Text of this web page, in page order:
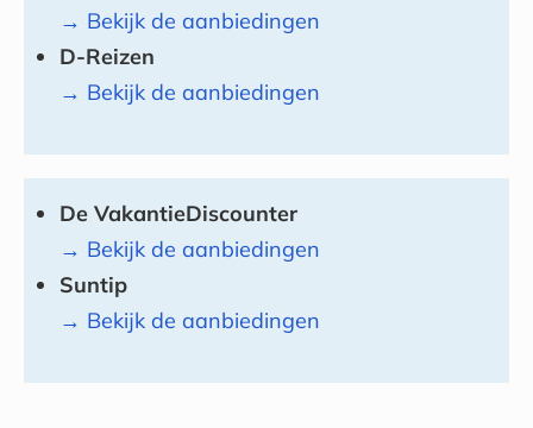
→ Bekijk de aanbiedingen
D-Reizen
→ Bekijk de aanbiedingen
De VakantieDiscounter
→ Bekijk de aanbiedingen
Suntip
→ Bekijk de aanbiedingen